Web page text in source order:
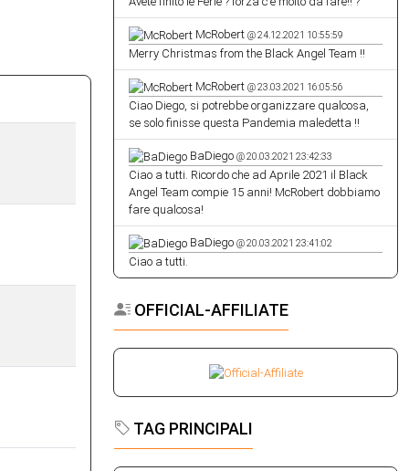
McRobert@ 20.08.2022 22:44:38
Avete finito le Ferie ? forza c'è molto da fare!! ?
McRobert@ 24.12.2021 10:55:59
Merry Christmas from the Black Angel Team !!
McRobert@ 23.03.2021 16:05:56
Ciao Diego, si potrebbe organizzare qualcosa,
se solo finisse questa Pandemia maledetta !!
BaDiego @ 20.03.2021 23:42:33
Ciao a tutti. Ricordo che ad Aprile 2021 il Black
Angel Team compie 15 anni! McRobert dobbiamo
fare qualcosa!
BaDiego@ 20.03.2021 23:41:02
OFFICIAL-AFFILIATE
TAG PRINCIPALI